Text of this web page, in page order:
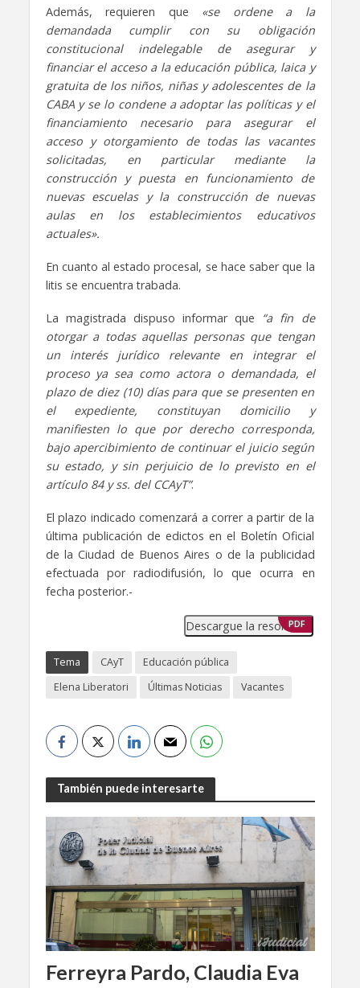
Además, requieren que «se ordene a la
demandada cumplir con su obligación
constitucional indelegable de asegurar y
financiar el acceso a la educación pública, laica y
gratuita de los niños, niñas y adolescentes de la
CABA y se lo condene a adoptar las políticas y el
financiamiento necesario para asegurar el
acceso y otorgamiento de todas las vacantes
solicitadas, en particular mediante la
construcción y puesta en funcionamiento de
nuevas escuelas y la construcción de nuevas
aulas en los establecimientos educativos
actuales».
En cuanto al estado procesal, se hace saber que la
litis se encuentra trabada.
La magistrada dispuso informar que “a fin de
otorgar a todas aquellas personas que tengan
un interés jurídico relevante en integrar el
proceso ya sea como actora o demandada, el
plazo de diez (10) días para que se presenten en
el expediente, constituyan domicilio y
manifiesten lo que por derecho corresponda,
bajo apercibimiento de continuar el juicio según
su estado, y sin perjuicio de lo previsto en el
artículo 84 y ss. del CCAyT”.
El plazo indicado comenzará a correr a partir de la
última publicación de edictos en el Boletín Oficial
de la Ciudad de Buenos Aires o de la publicidad
efectuada por radiodifusión, lo que ocurra en
fecha posterior.-
Descargue la resolución
PDF
Tema CAyT
Educación pública
Elena Liberatori
Últimas Noticias Vacantes
También puede interesarte
Ferreyra Pardo, Claudia Eva